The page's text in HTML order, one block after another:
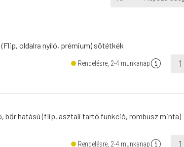
oldalra nyíló, prémium) sötétkék
Rendelésre, 2-4 munkanapinfo
bőr hatású (flip, asztali tartó funkció, rombusz minta)
Rendelésre, 2-4 munkanapinfo